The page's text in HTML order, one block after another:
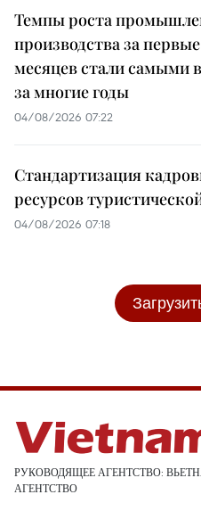
Темпы роста
производства за
месяцев стали самыми
за многие годы
04/08/2026 07:22
Стандартизация
ресурсов
04/08/2026 07:18
РУКОВОДЯЩЕЕ АГЕНТСТВО:
АГЕНТСТВО